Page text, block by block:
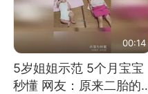
00:14
5岁姐姐示范 5个月宝宝
秒懂 网友：原来二胎的